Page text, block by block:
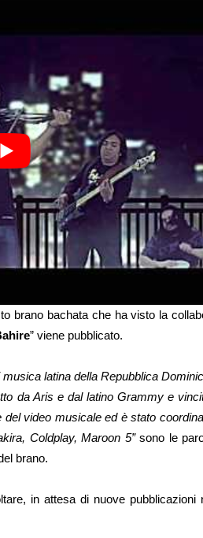
brano bachata che ha visto la
” viene pubblicato.
latina della Repubblica
da Aris e dal latino Grammy e
video musicale ed è stato
Coldplay, Maroon 5”sono le
brano.
in attesa di nuove pubblicazioni